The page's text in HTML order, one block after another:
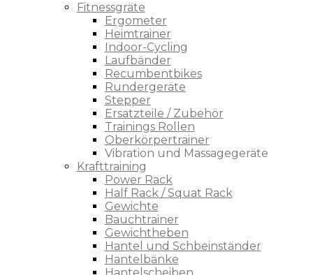
Fitnessgräte
Ergometer
Heimtrainer
Indoor-Cycling
Laufbänder
Recumbentbikes
Rundergeräte
Stepper
Ersatzteile / Zubehör
Trainings Rollen
Oberkörpertrainer
Vibration und Massagegeräte
Krafttraining
Power Rack
Half Rack / Squat Rack
Gewichte
Bauchtrainer
Gewichtheben
Hantel und Schbeinständer
Hantelbänke